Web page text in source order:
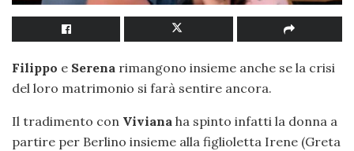
Filippo e Serena rimangono insieme anche se la crisi
del loro matrimonio si farà sentire ancora.
Il tradimento con Viviana ha spinto infatti la donna a
partire per Berlino insieme alla figlioletta Irene (Greta